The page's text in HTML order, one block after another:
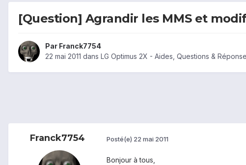
[Question] Agrandir les MMS et
Par Franck7754
22 mai 2011 dans LG Optimus 2X - Aides, Questions &
Franck7754 Posté(e) 22 mai 2011
Bonjour à tous,